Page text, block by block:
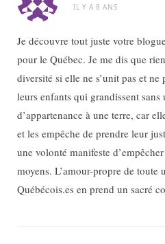
IL Y A 8 ANS
Je découvre tout juste votre
pour le Québec. Je me dis que
diversité si elle ne s’unit pas et ne
leurs enfants qui grandissent
d’appartenance à une terre, car
et les empêche de prendre leur
une volonté manifeste
moyens. L’amour-propre de toute
Québécois.es en prend un sacré